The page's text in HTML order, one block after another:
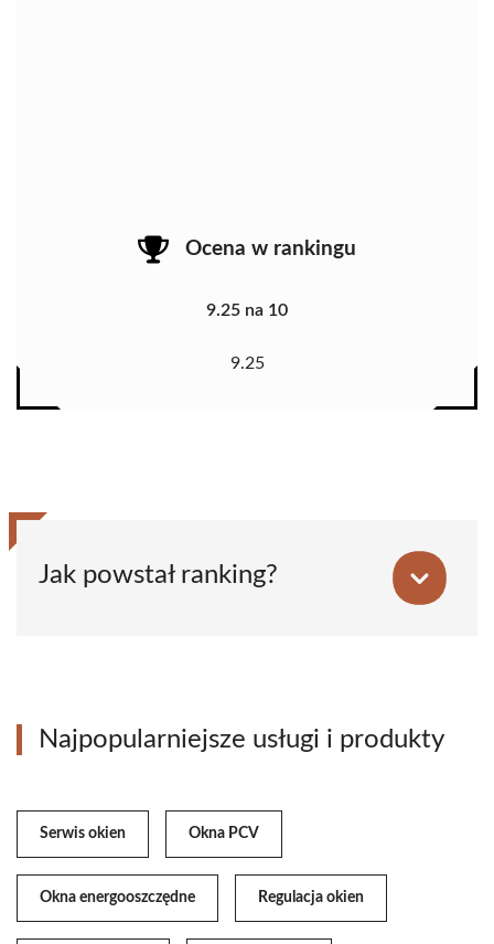
Ocena w rankingu
9.25 na 10
9.25
Jak powstał ranking?
Najpopularniejsze usługi i produkty
Serwis okien Okna PCV
Okna energooszczędne Regulacja okien